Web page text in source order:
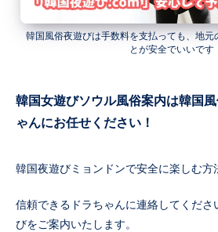
韓国風俗夜遊びは手数料を支払っても、地元
とが安全でいいです
韓国女遊びソウル風俗案内は韓国
ゃんにお任せください！
韓国夜遊びミョンドンで安全に楽しむ方
信頼できるドラちゃんに連絡してくださ
びをご案内いたします。